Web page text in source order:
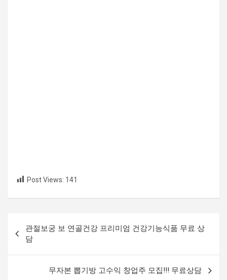
Post Views: 141
내
비
관절보궁 보 연골건강 프리미엄 건강기능식품 무료 상
담
무자본 뽑기방 고수익 창업주 모집!!! 무료상담